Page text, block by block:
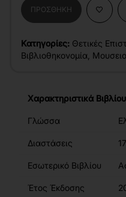
ΠΡΟΣΘΉΚΗ
Κατηγορίες: Θετικές
Βιβλιοθηκονομία
Χαρακτηριστικά Βιβλίου
Γλώσσα
Διαστάσεις
Εσωτερικό Βιβλίου
Έτος Έκδοσης